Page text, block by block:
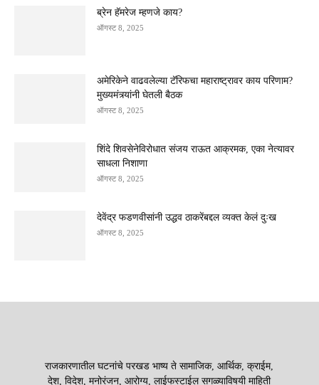
ब्रेन हॅमरेज म्हणजे काय?
ऑगस्ट 8, 2025
अमेरिकेने वाढवलेल्या टॅरिफचा महाराष्ट्रावर काय परिणाम?
मुख्यमंत्र्यांनी घेतली बैठक
ऑगस्ट 8, 2025
शिंदे शिवसेनेविरोधात संजय राऊत आक्रमक, एका नेत्यावर
साधला निशाणा
ऑगस्ट 8, 2025
देवेंद्र फडणवीसांनी उद्धव ठाकरेंबद्दल व्यक्त केलं दुःख
ऑगस्ट 8, 2025
राजकारणातील घटनांचे परखड भाष्य ते सामाजिक, आर्थिक, क्राईम,
देश, विदेश, मनोरंजन, आरोग्य, लाईफस्टाईल सगळ्याविषयी माहिती